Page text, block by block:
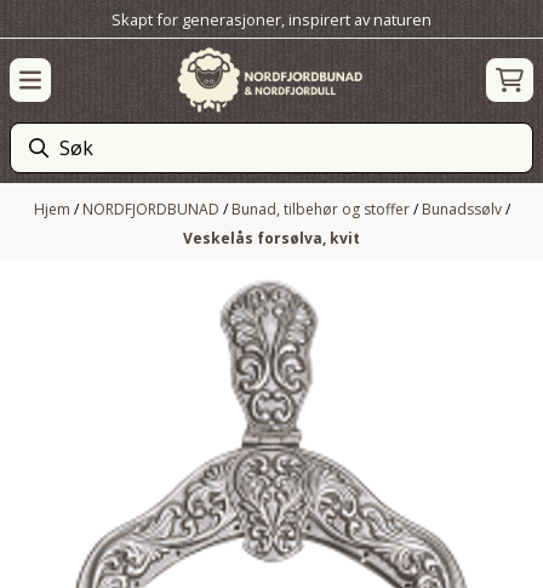
Hopp til innholdSkapt for generasjoner, inspirert av naturen
Hjem /NORDFJORDBUNAD /Bunad, tilbehør og stoffer/Bunadssølv/
Veskelås forsølva, kvit